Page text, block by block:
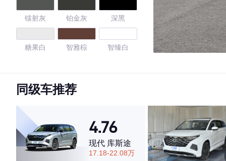
镭射灰 铂金灰 深黑
糖果白 智雅棕 智臻白
4.55
同级车推荐
4.76
现代 库斯途
17.18-22.08万